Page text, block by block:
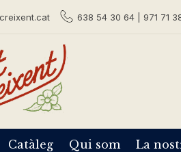
638 54 30 64 | 971 71
Catàleg Qui som La